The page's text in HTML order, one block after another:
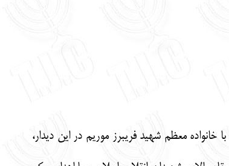
معظم شهید فریبرز موریم در این دیدار،